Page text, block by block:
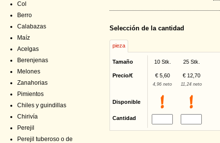
Col
Berro
Calabazas
Maíz
Acelgas
Berenjenas
Melones
Zanahorias
Pimientos
Chiles y guindillas
Chirivía
Perejil
Perejil tuberoso o de
Selección de la cantidad
pieza
Tamaño 10 Stk. 25 Stk.
Precio/€ € 5,60 € 12,70
4,96 neto 11,24 neto
Disponible
Cantidad